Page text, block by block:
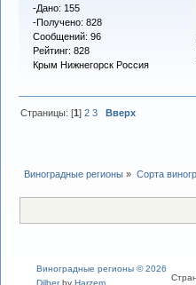
-Дано: 155
-Получено: 828
Сообщений: 96
Рейтинг: 828
Крым Нижнегорск Россия
Страницы: [1]2 3 Вверх
Виноградные регионы » Сорта
Виноградные регионы © 2026
Dilberby Harzem